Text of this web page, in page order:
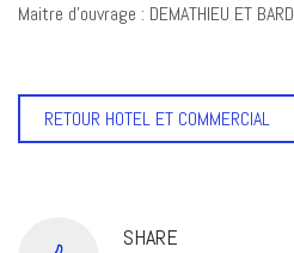
Maitre d’ouvrage : DEMATHIEU ET BARD
RETOUR HOTEL ET COMMERCIAL
SHARE